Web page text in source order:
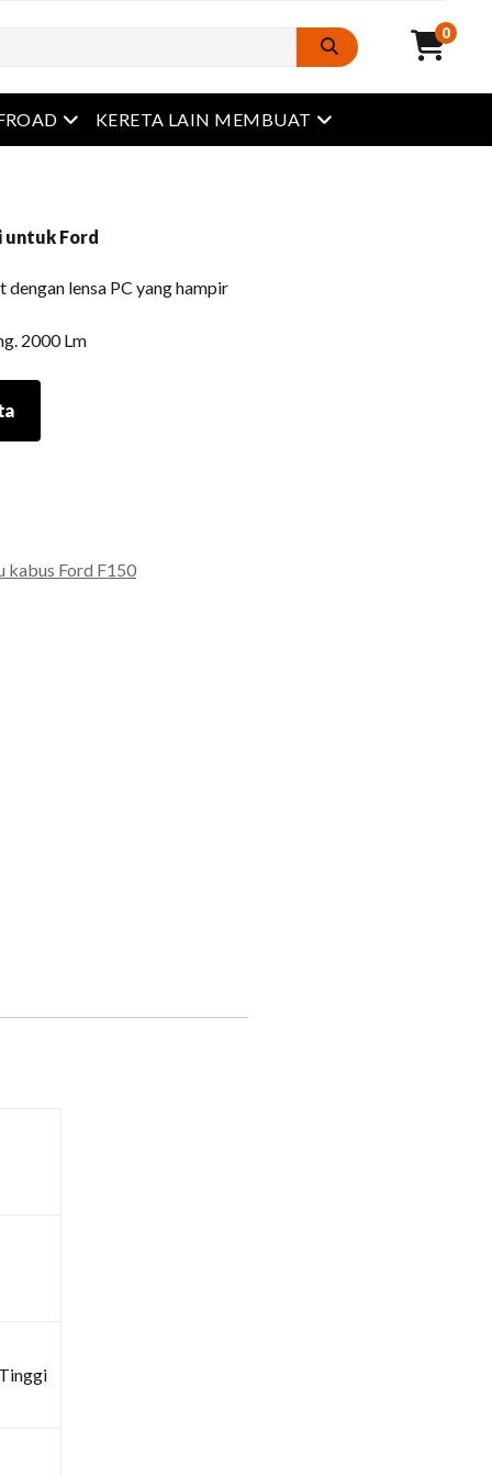
0
Buka menu
KERETA LAIN MEMBUAT Buka menu
untuk Ford
dengan lensa PC yang hampir
2000 Lm
kabus Ford F150